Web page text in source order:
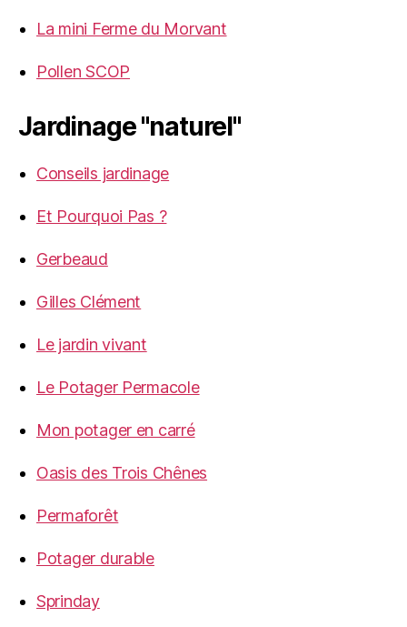
La mini Ferme du Morvant
Pollen SCOP
Jardinage "naturel"
Conseils jardinage
Et Pourquoi Pas ?
Gerbeaud
Gilles Clément
Le jardin vivant
Le Potager Permacole
Mon potager en carré
Oasis des Trois Chênes
Permaforêt
Potager durable
Sprinday